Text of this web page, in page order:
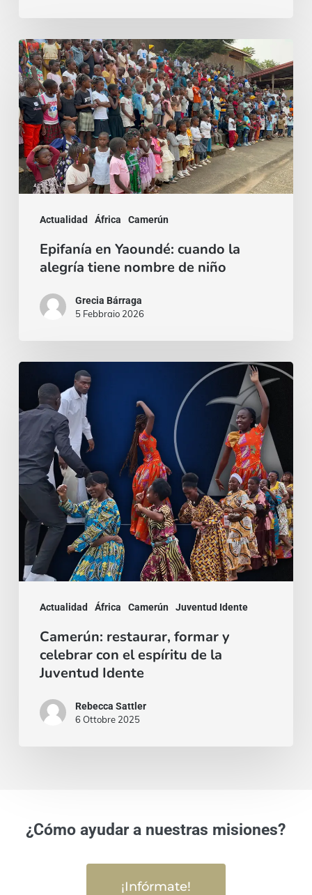
Actualidad África Camerún
Epifanía
en
Yaoundé:
cuando
la
alegría
tiene
Epifanía en Yaoundé: cuando la
alegría tiene nombre de niño
Grecia Bárraga
5 Febbraio 2026
Actualidad África Camerún Juventud Idente
restaurar,
formar
y
celebrar
con
el
espíritu
la
Camerún: restaurar, formar y
celebrar con el espíritu de la
Juventud Idente
Rebecca Sattler
6 Ottobre 2025
¿Cómo ayudar a nuestras misiones?
¡Infórmate!